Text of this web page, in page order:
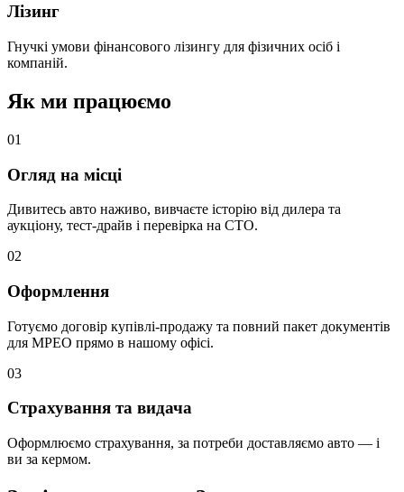
Лізинг
Гнучкі умови фінансового лізингу для фізичних осіб і
компаній.
Як ми працюємо
01
Огляд на місці
Дивитесь авто наживо, вивчаєте історію від дилера та
аукціону, тест-драйв і перевірка на СТО.
02
Оформлення
Готуємо договір купівлі-продажу та повний пакет документів
для МРЕО прямо в нашому офісі.
03
Страхування та видача
Оформлюємо страхування, за потреби доставляємо авто — і
ви за кермом.